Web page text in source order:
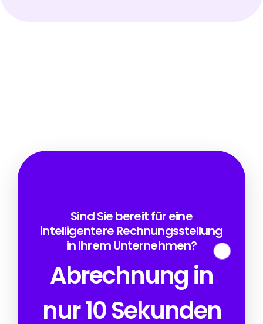
Sind Sie bereit für eine
intelligentere Rechnungsstellung
in Ihrem Unternehmen?
Abrechnung in
nur 10 Sekunden